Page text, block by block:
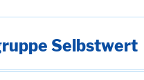
Selbstwert